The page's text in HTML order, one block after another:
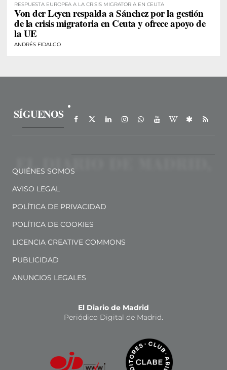
RESPUESTA EUROPEA A LA CRISIS MIGRATORIA EN CEUTA
Von der Leyen respalda a Sánchez por la gestión
de la crisis migratoria en Ceuta y ofrece apoyo de
la UE
ANDRÉS FIDALGO
SÍGUENOS
QUIÉNES SOMOS
AVISO LEGAL
POLÍTICA DE PRIVACIDAD
POLÍTICA DE COOKIES
LICENCIA CREATIVE COMMONS
PUBLICIDAD
ANUNCIOS LEGALES
El Diario de Madrid
Periódico Digital de Madrid.